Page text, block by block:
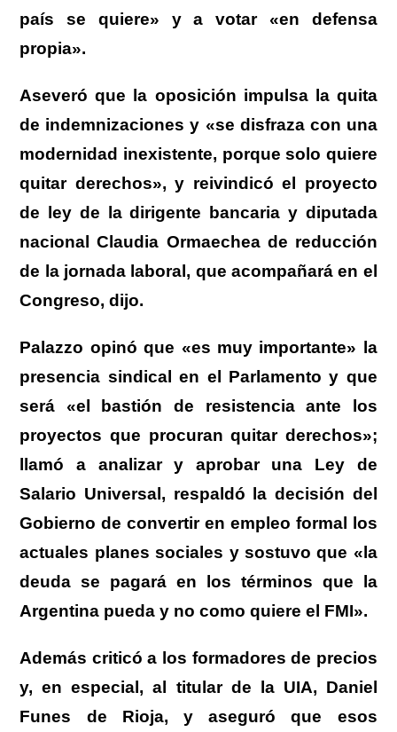
país se quiere» y a votar «en defensa
propia».
Aseveró que la oposición impulsa la quita
de indemnizaciones y «se disfraza con una
modernidad inexistente, porque solo quiere
quitar derechos», y reivindicó el proyecto
de ley de la dirigente bancaria y diputada
nacional Claudia Ormaechea de reducción
de la jornada laboral, que acompañará en el
Congreso, dijo.
Palazzo opinó que «es muy importante» la
presencia sindical en el Parlamento y que
será «el bastión de resistencia ante los
proyectos que procuran quitar derechos»;
llamó a analizar y aprobar una Ley de
Salario Universal, respaldó la decisión del
Gobierno de convertir en empleo formal los
actuales planes sociales y sostuvo que «la
deuda se pagará en los términos que la
Argentina pueda y no como quiere el FMI».
Además criticó a los formadores de precios
y, en especial, al titular de la UIA, Daniel
Funes de Rioja, y aseguró que esos